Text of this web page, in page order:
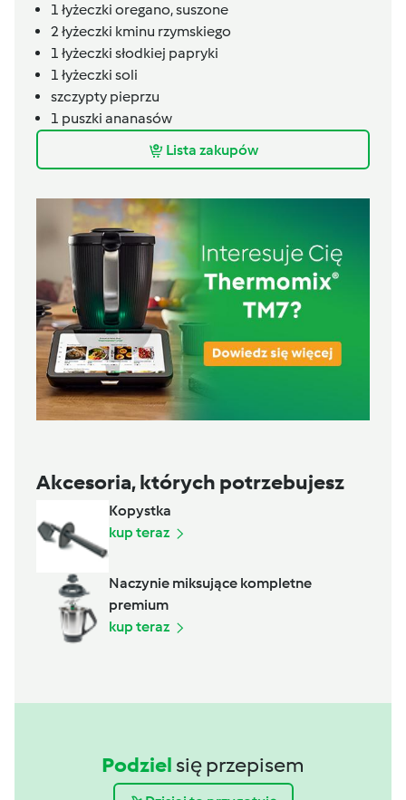
1 łyżeczki oregano, suszone
2łyżeczki kminu rzymskiego
1 łyżeczki słodkiej papryki
1 łyżeczki soli
szczypty pieprzu
1 puszki ananasów
Lista zakupów
Akcesoria, których potrzebujesz
Kopystka
kup teraz
Naczynie miksujące kompletne
premium
kup teraz
Podziel się przepisem